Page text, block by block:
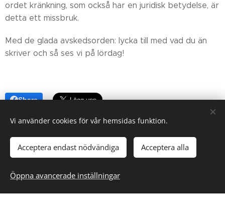
ordet kränkning, som också har en juridisk betydelse, är
detta ett missbruk.
Med de glada avskedsorden: lycka till med vad du än
skriver och så ses vi på lördag!
Share
Skapad medWebnode
Vi använder cookies för vår hemsidas funktion.
Acceptera endast nödvändiga Acceptera alla
Öppna avancerade inställningar